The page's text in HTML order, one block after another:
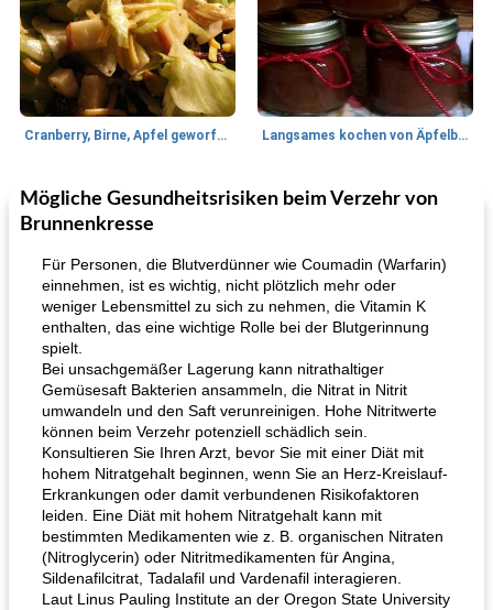
Cranberry, Birne, Apfel geworfener Salat Langsames kochen von Äpfelbutter
35min
Lamm
Tandoori Lammspiesse mit Raita und Couscous
40
Mittagessen / Snacks
Mögliche Gesundheitsrisiken beim Verzehr von
Brunnenkresse
Für Personen, die Blutverdünner wie Coumadin (Warfarin)
einnehmen, ist es wichtig, nicht plötzlich mehr oder
weniger Lebensmittel zu sich zu nehmen, die Vitamin K
enthalten, das eine wichtige Rolle bei der Blutgerinnung
spielt.
Bei unsachgemäßer Lagerung kann nitrathaltiger
Gemüsesaft Bakterien ansammeln, die Nitrat in Nitrit
umwandeln und den Saft verunreinigen. Hohe Nitritwerte
können beim Verzehr potenziell schädlich sein.
Konsultieren Sie Ihren Arzt, bevor Sie mit einer Diät mit
hohem Nitratgehalt beginnen, wenn Sie an Herz-Kreislauf-
Erkrankungen oder damit verbundenen Risikofaktoren
leiden. Eine Diät mit hohem Nitratgehalt kann mit
bestimmten Medikamenten wie z. B. organischen Nitraten
(Nitroglycerin) oder Nitritmedikamenten für Angina,
Sildenafilcitrat, Tadalafil und Vardenafil interagieren.
Laut Linus Pauling Institute an der Oregon State University